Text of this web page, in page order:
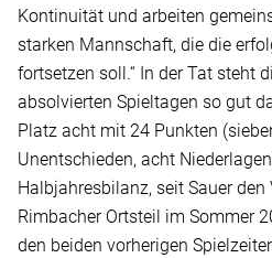
Kontinuität und arbeiten
starken Mannschaft, die die
fortsetzen soll.“ In der Tat steht
absolvierten Spieltagen so gut
Platz acht mit 24 Punkten
Unentschieden, acht
Halbjahresbilanz, seit Sauer den
Rimbacher Ortsteil im Sommer
den beiden vorherigen